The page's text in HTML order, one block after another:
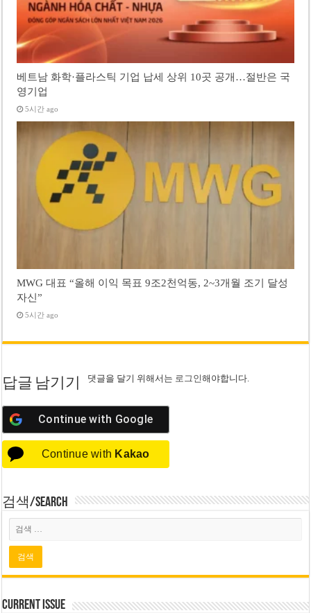
베트남 화학·플라스틱 기업 납세 상위 10곳 공개…절반은 국
영기업
5시간 ago
MWG 대표 “올해 이익 목표 9조2천억동, 2~3개월 조기 달성
자신”
5시간 ago
답글 남기기 댓글을 달기 위해서는 로그인해야합니다.
Continue with Google
Continue with Kakao
검색/Search
Current Issue